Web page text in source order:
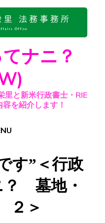
ナニ？
里と新米行政書士・RIE
を紹介します！
す”＜行政
？ 墓地・
２＞